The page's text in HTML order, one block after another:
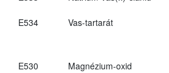
E534
Vas-tartarát
E530 Magnézium-oxid